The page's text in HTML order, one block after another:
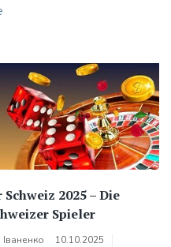
2025 – Die
Spieler
10.10.2025